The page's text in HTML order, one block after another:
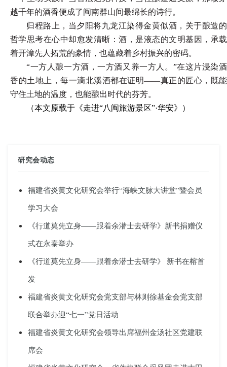
越千年的酒香便成了闽南群山间最绵长的诗行。
归程路上，当夕阳将九龙江染得金黄似酒，关于酿造的
哲学思考在心中却愈发清晰：酒，是液态的文明基因，承载
着开漳先人拓荒的豪情，也蕴藏着乡村振兴的密码。
“一方人酿一方酒，一方酒又养一方人。”在这片浸染酒
香的土地上，每一滴北溪酒都在证明——真正的匠心，既能
守住土地的温度，也能酿出时代的芬芳。
（本文原载于《走进“八闽旅游景区”·华安》）
研究会动态
福建省炎黄文化研究会举行“海峡文脉大讲堂”暨会员
学习大会
《行道莫先立身——跟着余潜士去研学》新书捐赠仪
式在永泰举办
《行道莫先立身——跟着余潜士去研学》 新书在榕首
发
福建省炎黄文化研究会党支部与林则徐基金会党支部
联合举办迎“七一”党日活动
福建省炎黄文化研究会领导出席福州金汤社区党建联
席会